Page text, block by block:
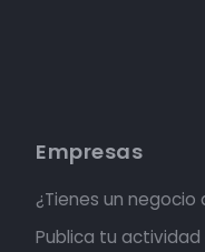
Empresas
¿Tienes un negocio
Publica tu actividad